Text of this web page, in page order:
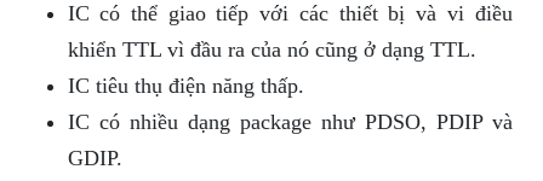
IC có thể giao tiếp với các thiết bị và vi điều
khiển TTL vì đầu ra của nó cũng ở dạng TTL.
IC tiêu thụ điện năng thấp.
IC có nhiều dạng package như PDSO, PDIP và
GDIP.